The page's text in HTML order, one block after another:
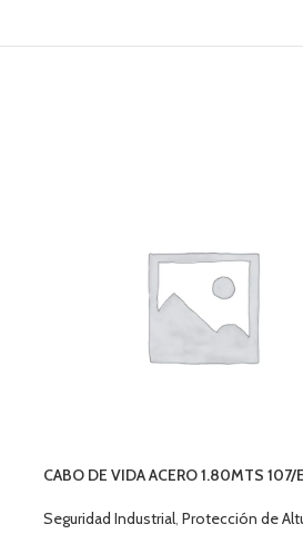
CABO DE VIDA ACERO 1.80MTS 107/
Seguridad Industrial, Protección de